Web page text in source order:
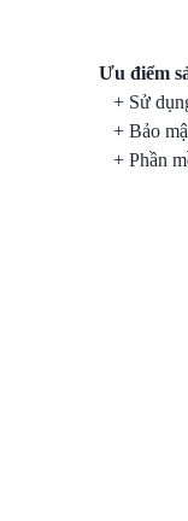
Ưu điểm
+ Sử
+ Bảo
+ Phần